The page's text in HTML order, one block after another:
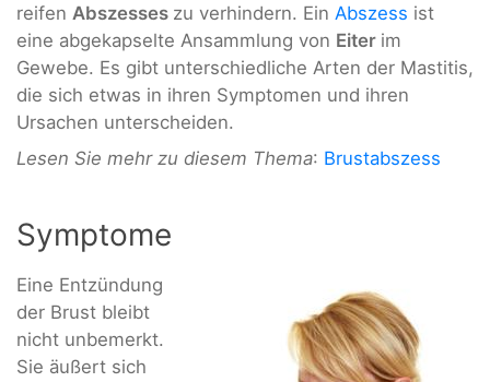
reifen Abszesses zu verhindern. Ein Abszess ist
eine abgekapselte Ansammlung von Eiter im
Gewebe. Es gibt unterschiedliche Arten der Mastitis,
die sich etwas in ihren Symptomen und ihren
Ursachen unterscheiden.
Lesen Sie mehr zu diesem Thema: Brustabszess
Symptome
Eine Entzündung
der Brust bleibt
nicht unbemerkt.
Sie äußert sich